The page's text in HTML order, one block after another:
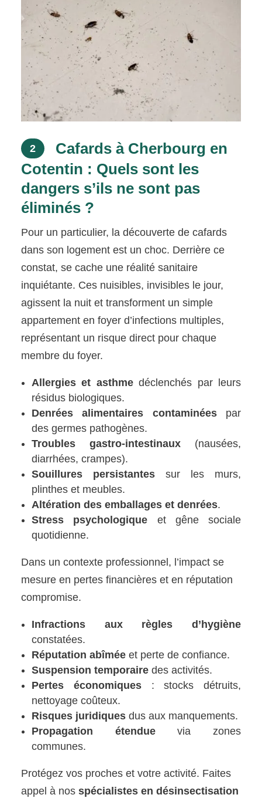
2
Cafards à Cherbourg en
Cotentin : Quels sont les
dangers s’ils ne sont pas
éliminés ?
Pour un particulier, la découverte de cafards
dans son logement est un choc. Derrière ce
constat, se cache une réalité sanitaire
inquiétante. Ces nuisibles, invisibles le jour,
agissent la nuit et transforment un simple
appartement en foyer d’infections multiples,
représentant un risque direct pour chaque
membre du foyer.
Allergies et asthmedéclenchés par leurs
résidus biologiques.
Denrées alimentaires contaminéespar
des germes pathogènes.
Troubles gastro-intestinaux (nausées,
diarrhées, crampes).
Souillures persistantes sur les murs,
plinthes et meubles.
Altération des emballages et denrées.
Stress psychologique et gêne sociale
quotidienne.
Dans un contexte professionnel, l’impact se
mesure en pertes financières et en réputation
compromise.
Infractions aux règles d’hygiène
constatées.
Réputation abîmée et perte de confiance.
Suspension temporaire des activités.
Pertes économiques: stocks détruits,
nettoyage coûteux.
Risques juridiques dus aux manquements.
Propagation étenduevia zones
communes.
Protégez vos proches et votre activité. Faites
appel à nosspécialistes en désinsectisation